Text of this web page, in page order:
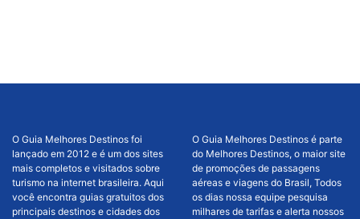
O Guia Melhores Destinos foi
lançado em 2012 e é um dos sites
mais completos e visitados sobre
turismo na internet brasileira. Aqui
você encontra guias gratuitos dos
principais destinos e cidades dos
O Guia Melhores Destinos é parte
do Melhores Destinos, o maior site
de promoções de passagens
aéreas e viagens do Brasil, Todos
os dias nossa equipe pesquisa
milhares de tarifas e alerta nossos